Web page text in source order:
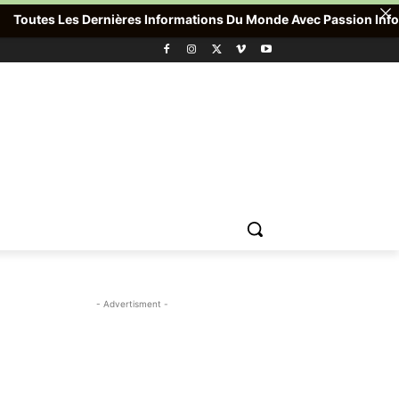
- Advertisment -
Les Dernières Informations Du Monde Avec Passion Info